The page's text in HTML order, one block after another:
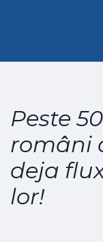
Peste
români
deja
lor!